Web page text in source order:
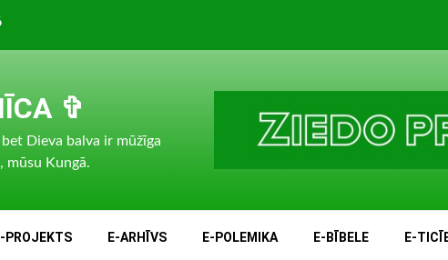
✞
Dieva balva ir mūžīga
mūsu Kungā.
PROJEKTS E-ARHĪVS E-POLEMIKA E-BĪBELE E-